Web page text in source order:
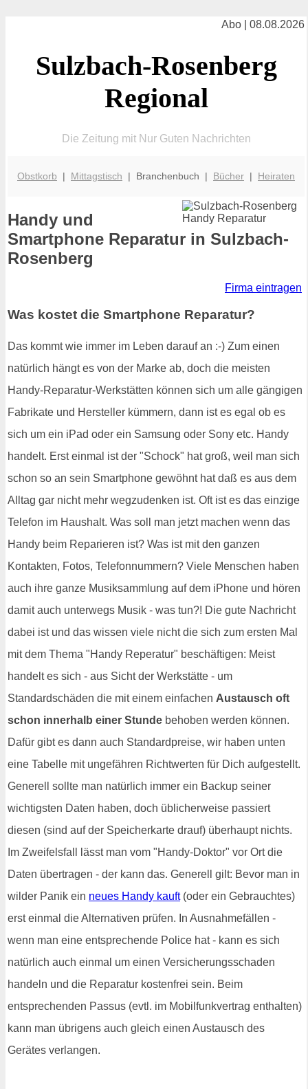
Abo | 08.08.2026
Sulzbach-Rosenberg
Regional
Die Zeitung mit Nur Guten Nachrichten
Obstkorb | Mittagstisch | Branchenbuch | Bücher | Heiraten
Handy und
Smartphone Reparatur in Sulzbach-
Rosenberg
Firma eintragen
Was kostet die Smartphone Reparatur?
Das kommt wie immer im Leben darauf an :-) Zum einen
natürlich hängt es von der Marke ab, doch die meisten
Handy-Reparatur-Werkstätten können sich um alle gängigen
Fabrikate und Hersteller kümmern, dann ist es egal ob es
sich um ein iPad oder ein Samsung oder Sony etc. Handy
handelt. Erst einmal ist der "Schock" hat groß, weil man sich
schon so an sein Smartphone gewöhnt hat daß es aus dem
Alltag gar nicht mehr wegzudenken ist. Oft ist es das einzige
Telefon im Haushalt. Was soll man jetzt machen wenn das
Handy beim Reparieren ist? Was ist mit den ganzen
Kontakten, Fotos, Telefonnummern? Viele Menschen haben
auch ihre ganze Musiksammlung auf dem iPhone und hören
damit auch unterwegs Musik - was tun?! Die gute Nachricht
dabei ist und das wissen viele nicht die sich zum ersten Mal
mit dem Thema "Handy Reperatur" beschäftigen: Meist
handelt es sich - aus Sicht der Werkstätte - um
Standardschäden die mit einem einfachen Austausch oft
schon innerhalb einer Stunde behoben werden können.
Dafür gibt es dann auch Standardpreise, wir haben unten
eine Tabelle mit ungefähren Richtwerten für Dich aufgestellt.
Generell sollte man natürlich immer ein Backup seiner
wichtigsten Daten haben, doch üblicherweise passiert
diesen (sind auf der Speicherkarte drauf) überhaupt nichts.
Im Zweifelsfall lässt man vom "Handy-Doktor" vor Ort die
Daten übertragen - der kann das. Generell gilt: Bevor man in
wilder Panik ein neues Handy kauft(oder ein Gebrauchtes)
erst einmal die Alternativen prüfen. In Ausnahmefällen -
wenn man eine entsprechende Police hat - kann es sich
natürlich auch einmal um einen Versicherungsschaden
handeln und die Reparatur kostenfrei sein. Beim
entsprechenden Passus (evtl. im Mobilfunkvertrag enthalten)
kann man übrigens auch gleich einen Austausch des
Gerätes verlangen.